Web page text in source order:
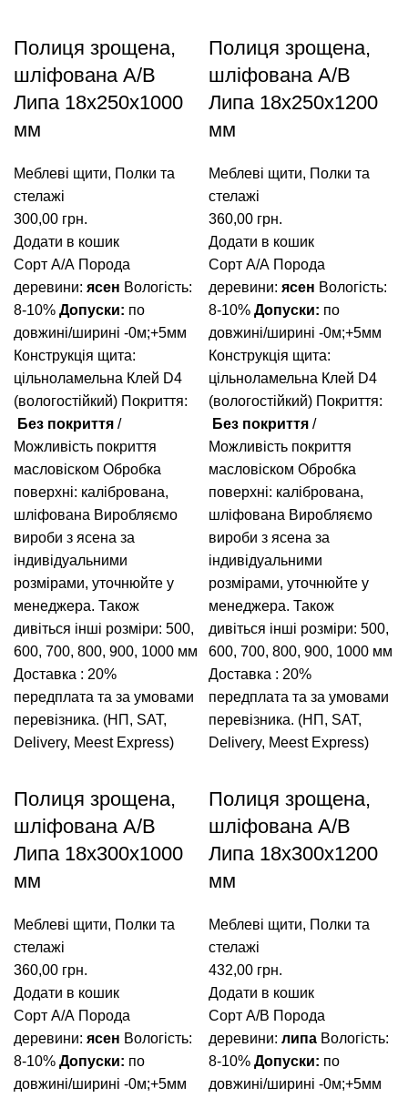
Полиця зрощена,
шліфована A/В
Липа 18х250х1000
мм
Меблеві щити, Полки та
стелажі
300,00 грн.
Додати в кошик
Сорт А/А Порода
деревини: ясен Вологість:
8-10% Допуски: по
довжині/ширині -0м;+5мм
Конструкція щита:
цільноламельна Клей D4
(вологостійкий) Покриття:
Без покриття /
Можливість покриття
масловіском Обробка
поверхні: калібрована,
шліфована Виробляємо
вироби з ясена за
індивідуальними
розмірами, уточнюйте у
менеджера. Також
дивіться інші розміри: 500,
600, 700, 800, 900, 1000 мм
Доставка : 20%
передплата та за умовами
перевізника. (НП, SAT,
Delivery, Meest Express)
Полиця зрощена,
шліфована A/В
Липа 18х250х1200
мм
Меблеві щити, Полки та
стелажі
360,00 грн.
Додати в кошик
Сорт А/А Порода
деревини: ясен Вологість:
8-10% Допуски: по
довжині/ширині -0м;+5мм
Конструкція щита:
цільноламельна Клей D4
(вологостійкий) Покриття:
Без покриття /
Можливість покриття
масловіском Обробка
поверхні: калібрована,
шліфована Виробляємо
вироби з ясена за
індивідуальними
розмірами, уточнюйте у
менеджера. Також
дивіться інші розміри: 500,
600, 700, 800, 900, 1000 мм
Доставка : 20%
передплата та за умовами
перевізника. (НП, SAT,
Delivery, Meest Express)
Полиця зрощена,
шліфована A/В
Липа 18х300х1000
мм
Меблеві щити, Полки та
стелажі
360,00 грн.
Додати в кошик
Сорт А/А Порода
деревини: ясен Вологість:
8-10% Допуски: по
довжині/ширині -0м;+5мм
Полиця зрощена,
шліфована A/В
Липа 18х300х1200
мм
Меблеві щити, Полки та
стелажі
432,00 грн.
Додати в кошик
Сорт А/В Порода
деревини: липа Вологість:
8-10% Допуски: по
довжині/ширині -0м;+5мм